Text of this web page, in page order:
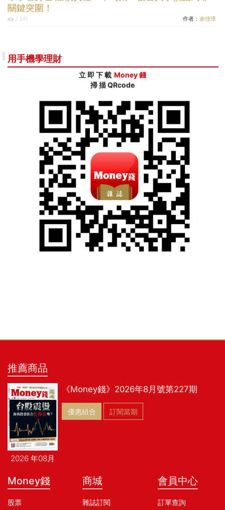
關鍵突圍！
7,561 作者： 余佳璋
用手機學理財
立 即 下 載 Money 錢
掃 描 QRcode
推薦商品
2026 年08月
《Money錢》2026年8月號第227期
優惠組合 訂閱當期
Money錢
股票
商城
雜誌訂閱
會員中心
訂單查詢